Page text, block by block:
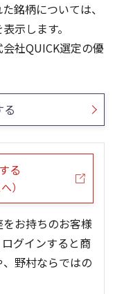
出来高(千)
0
4,000
出来高(千)
0
4,000
銘柄については、
示します。
社QUICK選定の優
る
る
）
をお持ちのお客様
グインすると商
野村ならではの